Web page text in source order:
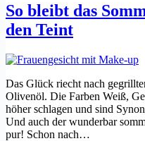
So bleibt das
den Teint
Das Glück riecht nach
Olivenöl. Die Farben Weiß,
höher schlagen und sind
Und auch der wunderbar
pur! Schon nach…